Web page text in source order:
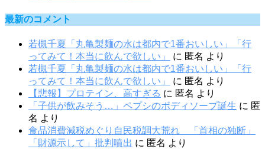
最新のコメント
若槻千夏「丸亀製麺の水は都内で1番おいしい」「行
ってみて！本当に飲んで欲しい」
に 匿名 より
若槻千夏「丸亀製麺の水は都内で1番おいしい」「行
ってみて！本当に飲んで欲しい」
に 匿名 より
【悲報】プロテイン、高すぎる に 匿名 より
「子供が飲みそう…」ペプシのボディソープ誕生 に 匿
名 より
食品消費減税めぐり自民税調大荒れ 「首相の独断」
「財源示して」批判噴出 に 匿名 より